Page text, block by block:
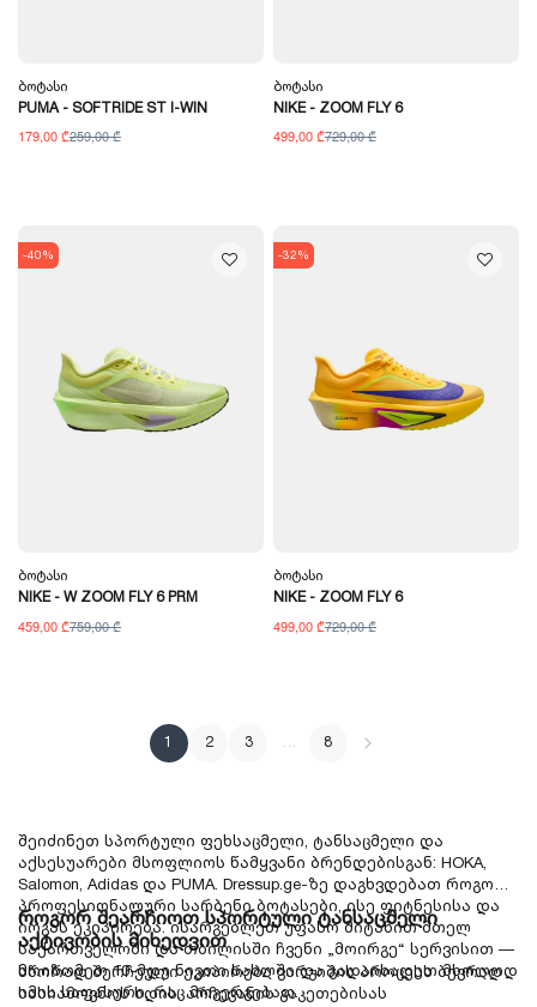
Ბოტასი
PUMA - SOFTRIDE ST I-WIN
179,00 ₾259,00 ₾
Ბოტასი
NIKE - ZOOM FLY 6
499,00 ₾729,00 ₾
-40%
Ბოტასი
NIKE - W ZOOM FLY 6 PRM
459,00 ₾759,00 ₾
-32%
Ბოტასი
NIKE - ZOOM FLY 6
499,00 ₾729,00 ₾
1 2 3 … 8
შეიძინეთ სპორტული ფეხსაცმელი, ტანსაცმელი და
აქსესუარები მსოფლიოს წამყვანი ბრენდებისგან: HOKA,
Salomon, Adidas და PUMA. Dressup.ge-ზე დაგხვდებათ როგორც
პროფესიონალური სარბენი ბოტასები, ისე ფიტნესისა და
იოგას ეკიპირება. ისარგებლეთ უფასო მიტანით მთელ
საქართველოში და თბილისში ჩვენი „მოირგე“ სერვისით —
მოიზომეთ 10-მდე ნივთი სახლში და გადაიხადეთ მხოლოდ
იმის საფასური, რაც მოგერგებათ.
როგორ შეარჩიოთ სპორტული ტანსაცმელი
აქტივობის მიხედვით
სწორად შერჩეული ეკიპირება ვარჯიშის პროცესს ბევრად
სასიამოვნოს ხდის. არჩევანის გაკეთებისას